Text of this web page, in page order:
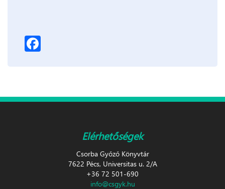
Elérhetőségek
Csorba Győző Könyvtár
7622 Pécs, Universitas u. 2/A
+36 72 501-690
info@csgyk.hu